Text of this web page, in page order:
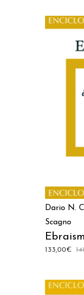
Dario N.
Scagno
133,00€